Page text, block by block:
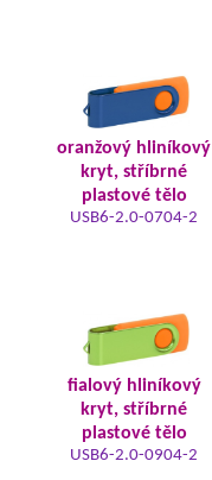
oranžový hliníkový
kryt, stříbrné
plastové tělo
USB6-2.0-0704-2
fialový hliníkový
kryt, stříbrné
plastové tělo
USB6-2.0-0904-2